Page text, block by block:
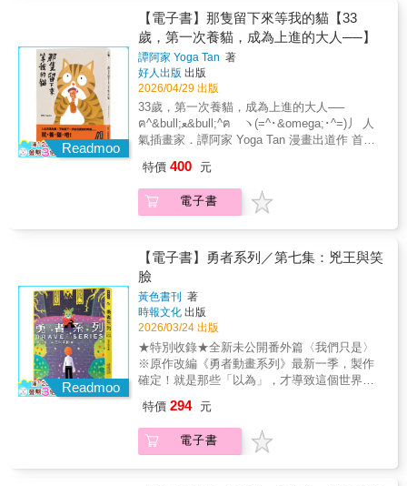
園、車站等等畫出來。我覺得若能完成一張小
鎮地圖應該會很可愛吧！但由於只是粗略的構
想，所以還不能拍板定案，說不定日後又想再
增添與修改呢。這讓我不禁想到，當作品擁有
更遼闊的世界觀，並與劇情緊密相扣時，創作
者究竟會如何準備素材呢？感覺會花上更多的
時間，也更需要腦洞大開。如果有人分享創作
心得，我一定馬上飛奔去聽！下圖的貓咪草稿
是我熱身的時候畫的。右下的白貓其實不止一
隻，城鎮裡存在著許多外表相同的白貓，但他
得這個故事有趣！謝謝大家閱讀到最後。
小生物，是他給孩子們最溫暖的祝福——希望
你們在夜晚不只有害怕，也有奇幻、安靜與美
好。懷抱著對孩子的愛，期盼每孩子在閉上眼
睛的時刻，都能感受到力量。《影子遊戲》是
葉長青作為父親，為孩子量身打造的夢幻之
作。一致推薦（依姓名筆畫排序）CROTER
插畫家「光照見世界，影照見內心；認識陰
影，便能走進整座想像的森林。」角斯 神怪
畫家「一翻開繪本就難以停下來，結局更是令
話，也是父親給孩子的勇氣之歌！」海狗房
東 繪本工作者
爾米頓人」——忠誠、盲目服從的螞蟻人——
為原型，全新演繹的現代無字繪本。《以蟻之
名》以極其細膩的筆觸，精準捕捉螞蟻、昆蟲
的微觀世界，以單色、無聲的形式，創造了一
個「花花世界」。即便是在極小的世界，也能
獲得極大的覺醒。默默推薦（依姓名筆畫排
序）Davide Cali（大衛．卡利） 國際知名繪
本大師紀金慶 臺灣師範大學助理教授馬尼尼
為 作家黃仕傑 金鐘外景節目主持人／科普
書籍作者
Readmoo
【電子書】那隻留下來等我的貓【33
歲，第一次養貓，成為上進的大人──】
譚阿家 Yoga Tan 著
好人出版 出版
2026/04/29 出版
33歲，第一次養貓，成為上進的大人──
ฅ^&bull;ﻌ&bull;^ฅ ヽ(=^･&omega;･^=)丿 人
氣插畫家．譚阿家 Yoga Tan 漫畫出道作 首度
A5 大開本 除了完整故事，還特別收錄貓咪與
工作照！ 人生充滿危機，不知道下一步該怎麼
辦的時候， 就養貓吧！ 在台北工作了十年（並
重新開始，但其實一片迷惘， 想著從自己喜歡
的畫畫開始吧！進入了一段無業、療傷的時
間。 那段時間，一隻個性親人、愛撒嬌的流浪
貓， 常常出現在家裡後面的菜園。 牠自由地遊
走在鎮上的餵養人之間， 像是誰都可以，又不
完全屬於任何人。 直到某一天，這隻貓在毫無
預警的情況下， 意外懷孕了...... 「啊，非常時
期，就只能由我來照顧牠了.....？」 這是一
本，關於「第一次養貓」的笨拙人類，與「第
一次被人類收編」的流浪貓， 彼此在磨合中學
擔當】 現任： 譚阿家工作室公關經理（兼任監
工） 資歷： 從南州街頭浪貓轉職為家貓，目前
社交依然在線。 專長： 每日巡邏鄰里、在家款
特價 400 元
電子書
Readmoo
【電子書】勇者系列／第七集：兇王與笑
臉
黃色書刊
著
時報文化 出版
2026/03/24 出版
★特別收錄★全新未公開番外篇〈我們只是〉
※原作改編《勇者動畫系列》最新一季，製作
確定！就是那些「以為」，才導致這個世界紛
出，推翻勇者國，親自登上王位。這一切，都
是為了維繫魔族與人類之間岌岌可危的平衡。
但他唯一的願望，卻是希望哥布林一族不再需
特價 294 元
電子書